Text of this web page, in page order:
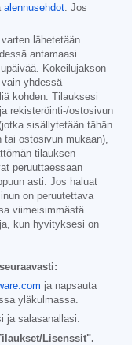
alennusehdot. Jos
lähetetään
antamaasi
Kokeilujakson
yhdessä
kohden. Tilauksesi
rekisteröinti-/ostosivun
sisällytetään tähän
tai ostosivun mukaan),
tilauksen
peruuttaessaan
asti. Jos haluat
on peruutettava
viimeisimmästä
kun hyvityksesi on
ja napsauta
yläkulmassa.
ja salasanallasi.
Lisenssit".